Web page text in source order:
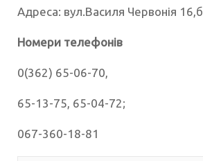
Адреса: вул.Василя Червонія 16,б
Номери телефонів
0(362) 65-06-70,
65-13-75, 65-04-72;
067-360-18-81